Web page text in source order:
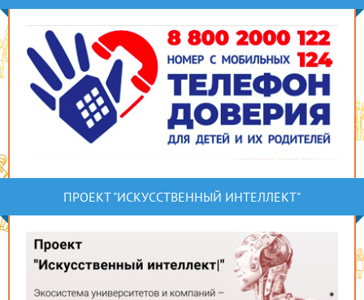
ПРОЕКТ "ИСКУССТВЕННЫЙ ИНТЕЛЛЕКТ"